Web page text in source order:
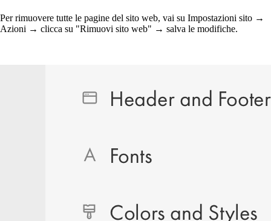
Per rimuovere tutte le pagine del sito web, vai su Impostazioni sito →
Azioni → clicca su "Rimuovi sito web" → salva le modifiche.